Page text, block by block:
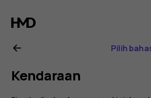
Buku
petunjuk
Nokia
Pilih
Kendaraan